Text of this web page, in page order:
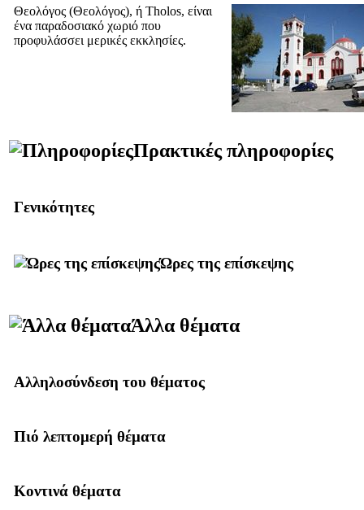
Θεολόγος (Θεολόγος), ή Tholos, είναι
ένα παραδοσιακό χωριό που
προφυλάσσει μερικές εκκλησίες.
Πρακτικές πληροφορίες
Γενικότητες
Ώρες της επίσκεψης
Άλλα θέματα
Αλληλοσύνδεση του θέματος
Πιό λεπτομερή θέματα
Κοντινά θέματα